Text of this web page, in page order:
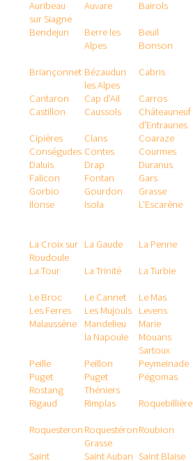
Auribeau
sur Siagne
Auvare Bairols
Bendejun
Berre les
Alpes
Beuil
Bonson
Briançonnet Bézaudun
les Alpes
Cabris
Cantaron
Cap d'Ail Carros
Castillon
Caussols
Châteauneuf
d'Entraunes
Cipières
Clans Coaraze
Conségudes Contes Courmes
Daluis
Drap Duranus
Falicon
Fontan Gars
Gorbio
Gourdon Grasse
Ilonse
Isola L'Escarène
La Croix sur
Roudoule
La Gaude La Penne
La Tour
La Trinité La Turbie
Le Broc
Le Cannet Le Mas
Les Ferres
Les Mujouls Levens
Malaussène
Mandelieu
la Napoule
Marie
Mouans
Sartoux
Peille
Peillon Peymeinade
Puget
Rostang
Puget
Théniers
Pégomas
Rigaud
Rimplas Roquebillière
Roquesteron Roquestéron
Grasse
Roubion
Saint
Saint Auban Saint Blaise